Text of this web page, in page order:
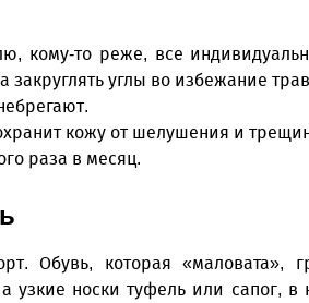
кому-то реже, все
закруглять углы во избежание
кожу от шелушения и
раза в месяц.
Обувь, которая «маловата»,
носки туфель или сапог, в